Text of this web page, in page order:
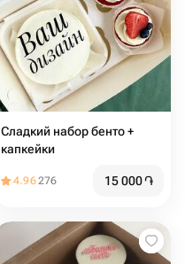
Сладкий набор бенто +
капкейки
4.96276 15 000֏